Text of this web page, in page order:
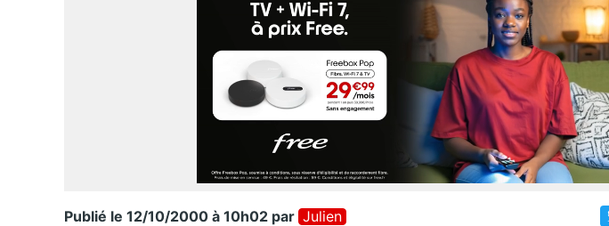
Publié le 12/10/2000 à 10h02 par Julien